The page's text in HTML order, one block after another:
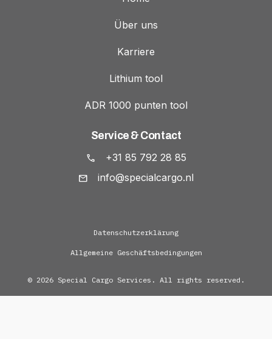
Über uns
Karriere
Lithium tool
ADR 1000 punten tool
Service & Contact
+31 85 792 28 85
info@specialcargo.nl
Datenschutzerklärung
Allgemeine Geschäftsbedingungen
© 2026 Special Cargo Services. All rights reserved.